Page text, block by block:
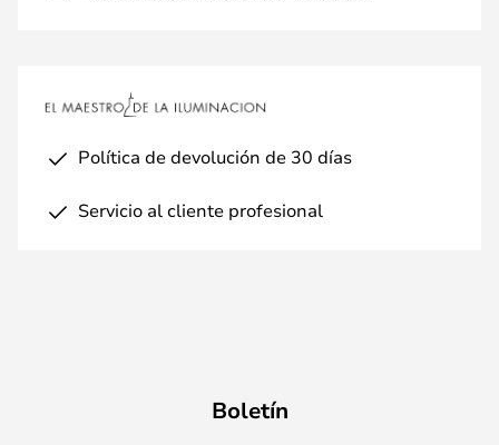
Política de devolución de 30 días
Servicio al cliente profesional
Boletín